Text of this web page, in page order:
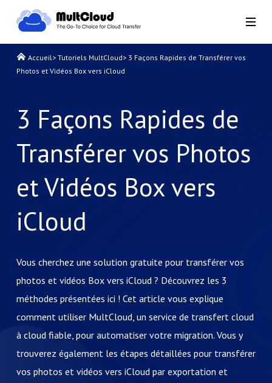
Accueil> Tutoriels MultCloud> 3 Façons Rapides de Transférer vos
Photos et Vidéos Box vers iCloud
3 Façons Rapides de
Transférer vos Photos
et Vidéos Box vers
iCloud
Vous cherchez une solution gratuite pour transférer vos
photos et vidéos Box vers iCloud ? Découvrez les 3
méthodes présentées ici ! Cet article vous explique
comment utiliser MultCloud, un service de transfert cloud
à cloud fiable, pour automatiser votre migration. Vous y
trouverez également les étapes détaillées pour transférer
vos photos et vidéos vers iCloud par exportation et